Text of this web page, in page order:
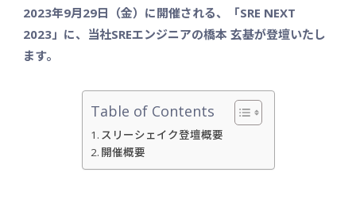
2023年9月29日（金）に開催される、「SRE NEXT
2023」に、 当社SREエンジニアの橋本 玄基が登壇いたし
ます。
Table of Contents
スリーシェイク登壇概要
開催概要